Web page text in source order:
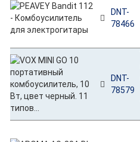
DNT-
78466
DNT-
78579